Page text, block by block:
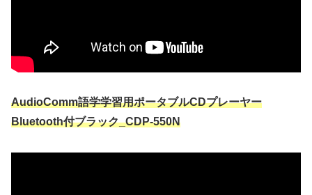
AudioComm語学学習用ポータブルCDプレーヤー
Bluetooth付ブラック_CDP-550N